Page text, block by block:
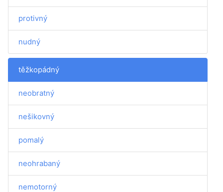
protivný
nudný
těžkopádný
neobratný
nešikovný
pomalý
neohrabaný
nemotorný